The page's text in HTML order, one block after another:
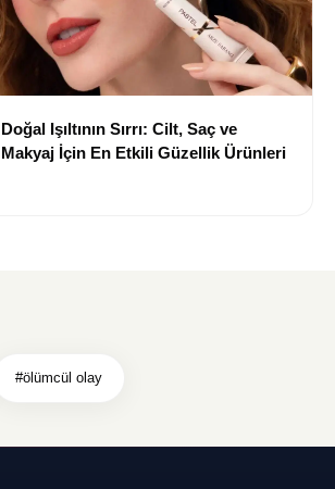
Doğal Işıltının Sırrı: Cilt, Saç ve
Makyaj İçin En Etkili Güzellik Ürünleri
#ölümcül olay